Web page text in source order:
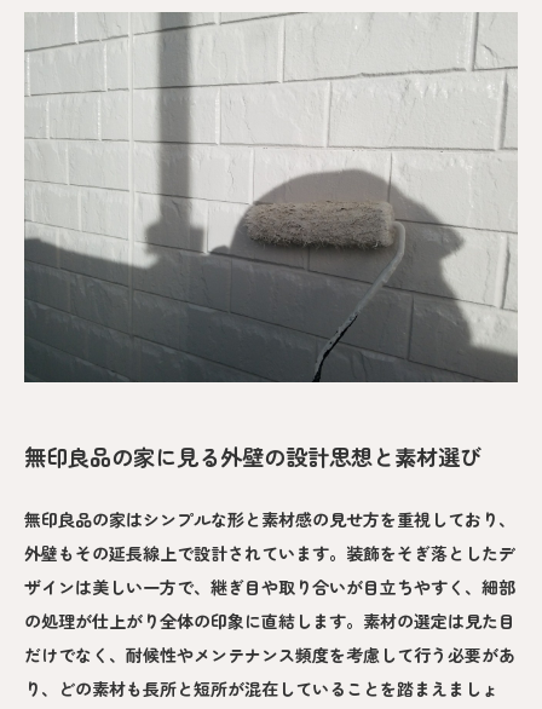
無印良品の家に見る外壁の設計思想と素材選び
無印良品の家はシンプルな形と素材感の見せ方を重視しており、
外壁もその延長線上で設計されています。装飾をそぎ落としたデ
ザインは美しい一方で、継ぎ目や取り合いが目立ちやすく、細部
の処理が仕上がり全体の印象に直結します。素材の選定は見た目
だけでなく、耐候性やメンテナンス頻度を考慮して行う必要があ
り、どの素材も長所と短所が混在していることを踏まえましょ